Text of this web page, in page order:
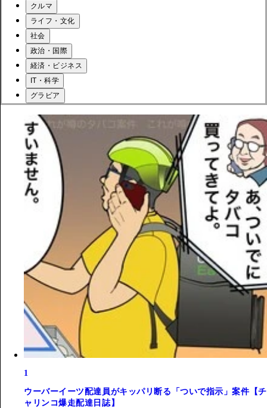
クルマ
ライフ・文化
社会
政治・国際
経済・ビジネス
IT・科学
グラビア
1
ウーバーイーツ配達員がキッパリ断る「ついで指示」案件【チ
ャリンコ爆走配達日誌】